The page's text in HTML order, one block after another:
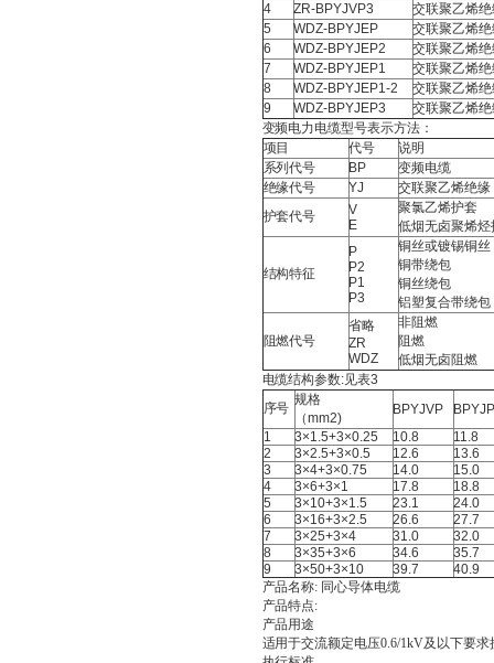
4
ZR-BPYJVP3
交联聚乙烯
5
WDZ-BPYJEP
交联聚乙烯
6
WDZ-BPYJEP2
交联聚乙烯
7
WDZ-BPYJEP1
交联聚乙烯
8
WDZ-BPYJEP1-2
交联聚乙烯
9
WDZ-BPYJEP3
交联聚乙烯
变频电力电缆型号表示方法：
项目
代号
说明
系列代号
BP
变频电缆
绝缘代号
YJ
交联聚乙烯绝缘
护套代号
V
E
聚氯乙烯护套
低烟无卤聚烯烃
结构特征
P
P2
P1
P3
铜丝或镀锡铜丝
铜带绕包
铜丝绕包
铝塑复合带绕包
阻燃代号
省略
ZR
WDZ
非阻燃
阻燃
低烟无卤阻燃
电缆结构参数:见表3
序号
规格
（mm2)
BPYJVP
1
3×1.5+3×0.25 10.8
11.8
2
3×2.5+3×0.5 12.6
13.6
3
3×4+3×0.75 14.0
15.0
4
3×6+3×1 17.8
18.8
5
3×10+3×1.5 23.1
24.0
6
3×16+3×2.5 26.6
27.7
7
3×25+3×4 31.0
32.0
8
3×35+3×6 34.6
35.7
9
3×50+3×10 39.7
40.9
产品名称: 同心导体电缆
产品特点:
产品用途
适用于交流额定电压0.6/1kV及以下要